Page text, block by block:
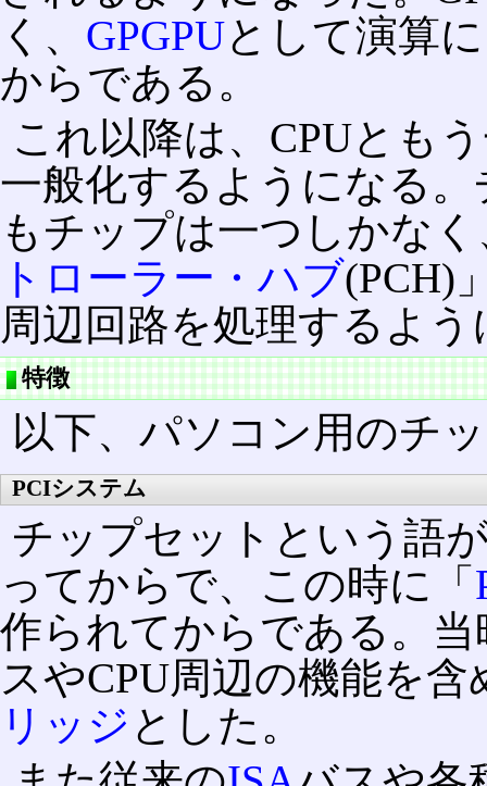
く、 GPGPUとして演算
からである。
これ以降は、CPUとも
一般化するようになる
もチップは一つしかな
トローラー・ハブ(PCH)
周辺回路を処理するよ
特徴
以下、パソコン用のチ
PCIシステム
チップセットという語
ってからで、この時に「
作られてからである。
スやCPU周辺の機能を
リッジ とした。